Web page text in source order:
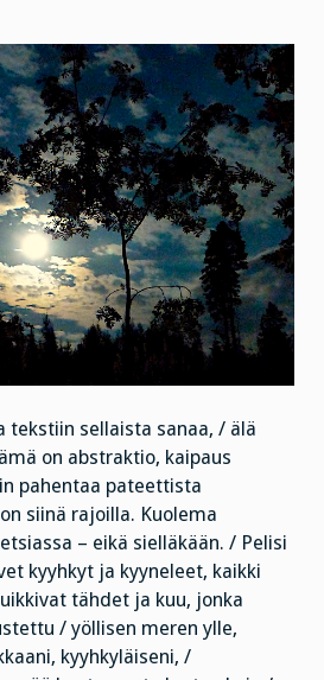
tekstiin sellaista sanaa, / älä
on abstraktio, kaipaus
pahentaa pateettista
siinä rajoilla. Kuolema
– eikä sielläkään. / Pelisi
kyyhkyt ja kyyneleet, kaikki
tähdet ja kuu, jonka
/ yöllisen meren ylle,
kyyhkyläiseni, /